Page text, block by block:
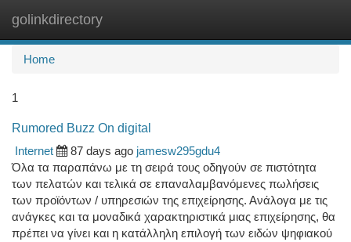
golinkdirectory
Home
1
Rumored Buzz On digital
Internet
87 days ago jamesw295gdu4
Όλα τα παραπάνω με τη σειρά τους οδηγούν σε πιστότητα
των πελατών και τελικά σε επαναλαμβανόμενες πωλήσεις
των προϊόντων / υπηρεσιών της επιχείρησης. Ανάλογα με τις
ανάγκες και τα μοναδικά χαρακτηριστικά μιας επιχείρησης, θα
πρέπει να γίνει και η κατάλληλη επιλογή των ειδών ψηφιακού